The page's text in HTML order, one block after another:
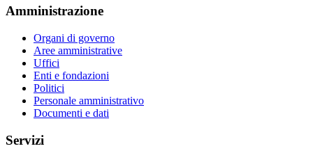
Amministrazione
Organi di governo
Aree amministrative
Uffici
Enti e fondazioni
Politici
Personale amministrativo
Documenti e dati
Servizi